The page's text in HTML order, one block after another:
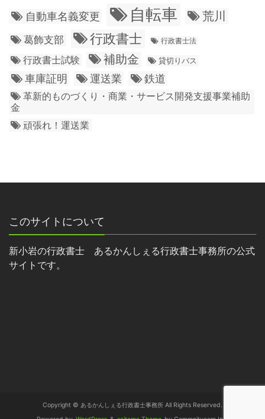
自動車名義変更 自転車 荒川
葛飾支部 行政書士 行政書士法
行政書士試験 補助金 貸切りバス
車庫証明 運送業 鉄道
革新的ものづくり・商業・サービス開発支援事業補助
金
頑張れ！運送業
このサイトについて
新小岩の行政書士 あるかんしぇる行政書士事務所の公式
サイトです。
Copyright © あるかんしぇる行政書士事務所 All Rights Reserved.